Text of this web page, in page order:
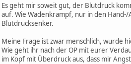
Es geht mir soweit gut, der Blutdruck
auf. Wie Wadenkrampf, nur in den
Blutdrucksenker.
Meine Frage ist zwar menschlich, wurde
Wie geht ihr nach der OP mit eurer
im Kopf mit Überdruck aus, dass mir